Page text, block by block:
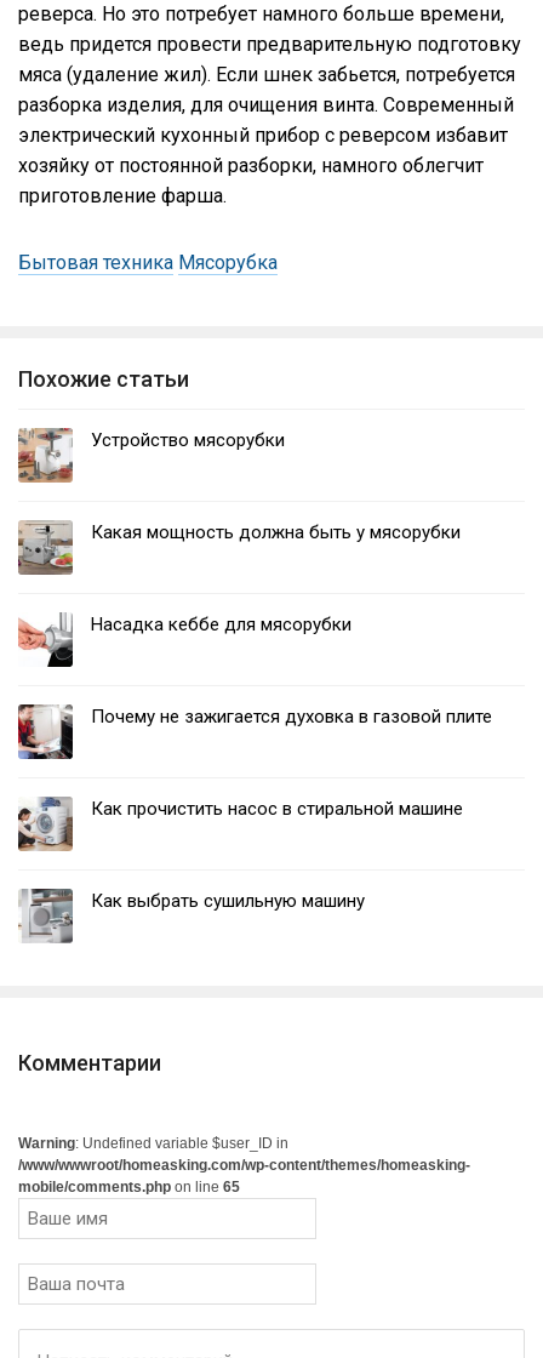
реверса. Но это потребует намного больше времени,
ведь придется провести предварительную подготовку
мяса (удаление жил). Если шнек забьется, потребуется
разборка изделия, для очищения винта. Современный
электрический кухонный прибор с реверсом избавит
хозяйку от постоянной разборки, намного облегчит
приготовление фарша.
Бытовая техника Мясорубка
Похожие статьи
Устройство мясорубки
Какая мощность должна быть у мясорубки
Насадка кеббе для мясорубки
Почему не зажигается духовка в газовой плите
Как прочистить насос в стиральной машине
Как выбрать сушильную машину
Комментарии
Warning: Undefined variable $user_ID in
/www/wwwroot/homeasking.com/wp-content/themes/homeasking-
mobile/comments.php on line 65